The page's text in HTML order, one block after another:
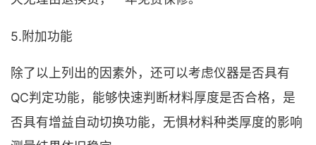
5.附加功能
除了以上列出的因素外，还可以考虑仪器是否具有
QC判定功能，能够快速判断材料厚度是否合格，是
否具有增益自动切换功能，无惧材料种类厚度的影响